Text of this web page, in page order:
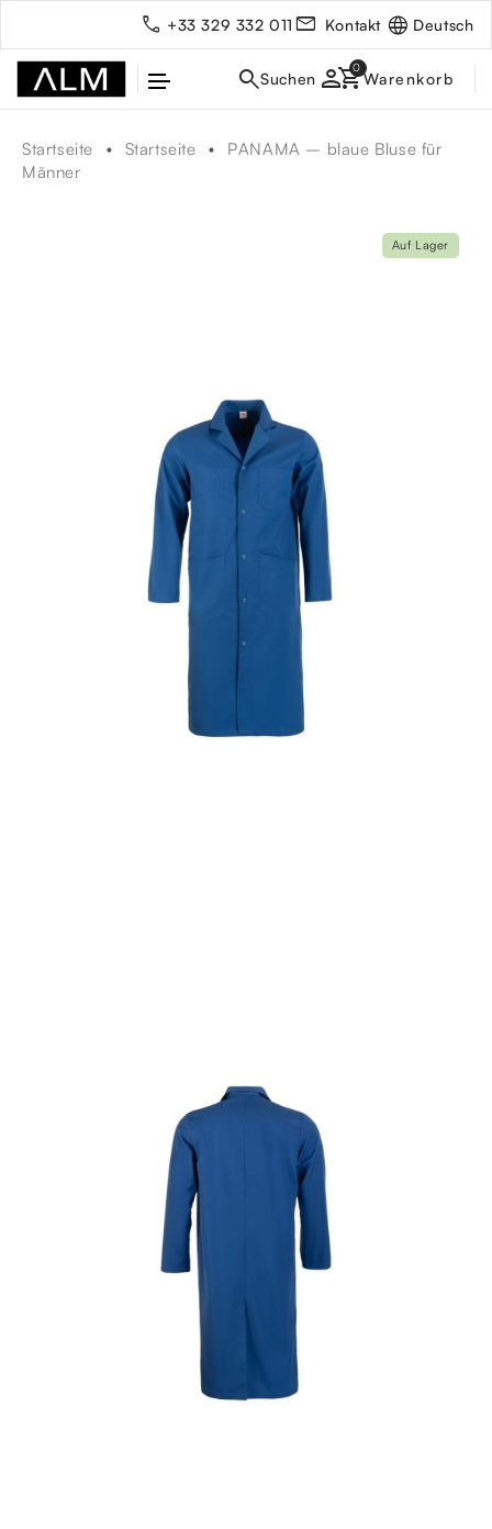
+33 329 332 011 Kontakt Deutsch
person
Startseite Startseite
PANAMA – blaue Bluse für
Männer
Auf Lager